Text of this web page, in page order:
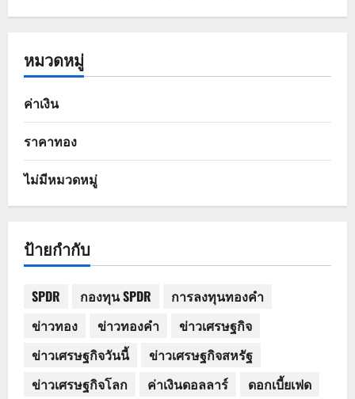
หมวดหมู่
ค่าเงิน
ราคาทอง
ไม่มีหมวดหมู่
ป้ายกำกับ
SPDR กองทุน SPDR
การลงทุนทองคำ
ข่าวทอง
ข่าวทองคำ
ข่าวเศรษฐกิจ
ข่าวเศรษฐกิจวันนี้
ข่าวเศรษฐกิจสหรัฐ
ข่าวเศรษฐกิจโลก
ค่าเงินดอลลาร์
ดอกเบี้ยเฟด